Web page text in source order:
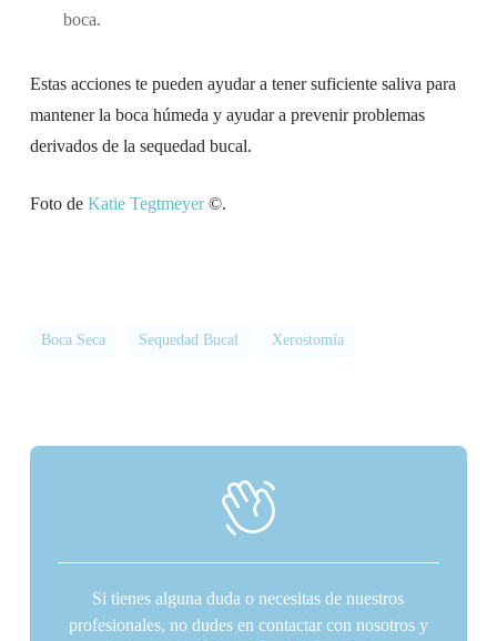
boca.
Estas acciones te pueden ayudar a tener suficiente saliva para
mantener la boca húmeda y ayudar a prevenir problemas
derivados de la sequedad bucal.
Foto de Katie Tegtmeyer©.
Boca Seca Sequedad Bucal Xerostomía
Si tienes alguna duda o necesitas de nuestros
profesionales, no dudes en contactar con nosotros y